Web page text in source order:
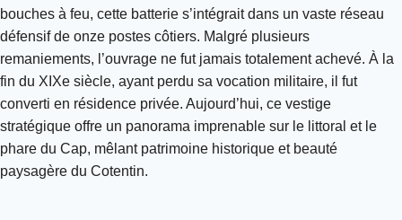
bouches à feu, cette batterie s’intégrait dans un vaste réseau
défensif de onze postes côtiers. Malgré plusieurs
remaniements, l’ouvrage ne fut jamais totalement achevé. À la
fin du XIXe siècle, ayant perdu sa vocation militaire, il fut
converti en résidence privée. Aujourd’hui, ce vestige
stratégique offre un panorama imprenable sur le littoral et le
phare du Cap, mêlant patrimoine historique et beauté
paysagère du Cotentin.